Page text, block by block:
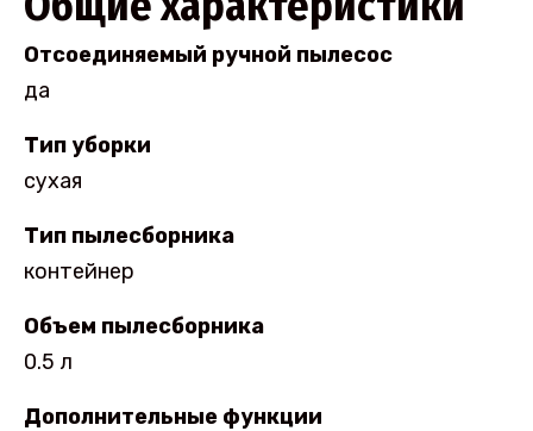
Отсоединяемый ручной пылесос
да
Тип уборки
сухая
Тип пылесборника
контейнер
Объем пылесборника
0.5 л
Дополнительные функции